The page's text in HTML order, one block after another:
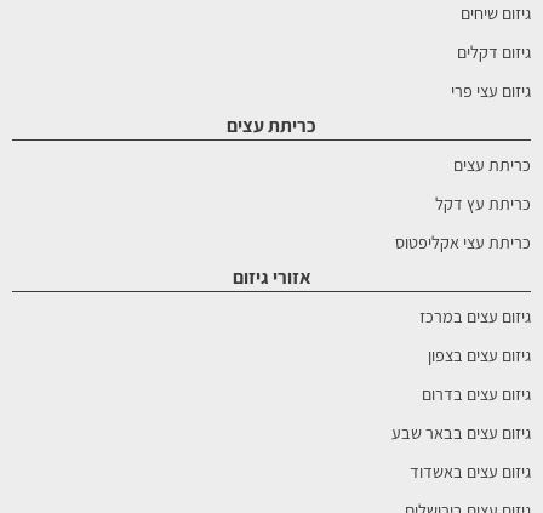
גיזום שיחים
גיזום דקלים
גיזום עצי פרי
כריתת עצים
כריתת עצים
כריתת עץ דקל
כריתת עצי אקליפטוס
אזורי גיזום
גיזום עצים במרכז
גיזום עצים בצפון
גיזום עצים בדרום
גיזום עצים בבאר שבע
גיזום עצים באשדוד